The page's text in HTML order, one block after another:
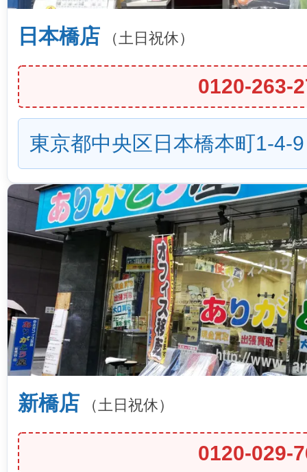
日本橋店 （土日祝休）
0120-263-
東京都中央区日本橋本町1-4-9
新橋店 （土日祝休）
0120-029-